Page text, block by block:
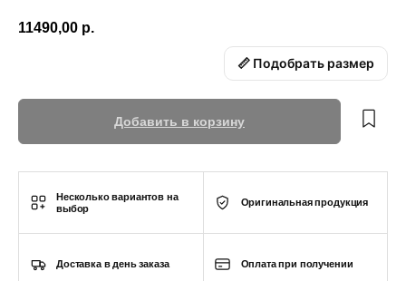
11490,00 р.
📏 Подобрать размер
Добавить в корзину
Несколько вариантов на
выбор
Оригинальная продукция
Доставка в день заказа Оплата при получении